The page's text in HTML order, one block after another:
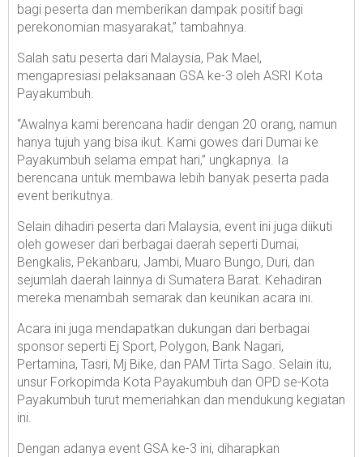
bagi peserta dan memberikan dampak positif bagi
perekonomian masyarakat,” tambahnya.
Salah satu peserta dari Malaysia, Pak Mael,
mengapresiasi pelaksanaan GSA ke-3 oleh ASRI Kota
Payakumbuh.
“Awalnya kami berencana hadir dengan 20 orang, namun
hanya tujuh yang bisa ikut. Kami gowes dari Dumai ke
Payakumbuh selama empat hari,” ungkapnya. Ia
berencana untuk membawa lebih banyak peserta pada
event berikutnya.
Selain dihadiri peserta dari Malaysia, event ini juga diikuti
oleh goweser dari berbagai daerah seperti Dumai,
Bengkalis, Pekanbaru, Jambi, Muaro Bungo, Duri, dan
sejumlah daerah lainnya di Sumatera Barat. Kehadiran
mereka menambah semarak dan keunikan acara ini.
Acara ini juga mendapatkan dukungan dari berbagai
sponsor seperti Ej Sport, Polygon, Bank Nagari,
Pertamina, Tasri, Mj Bike, dan PAM Tirta Sago. Selain itu,
unsur Forkopimda Kota Payakumbuh dan OPD se-Kota
Payakumbuh turut memeriahkan dan mendukung kegiatan
ini.
Dengan adanya event GSA ke-3 ini, diharapkan